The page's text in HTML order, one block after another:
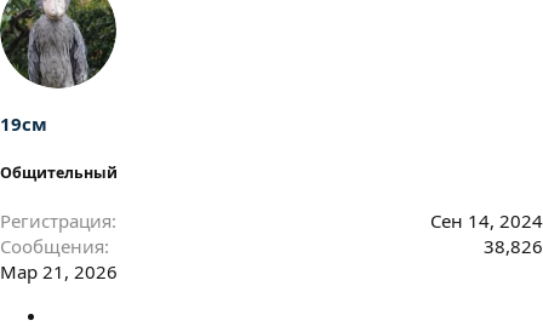
19см
Общительный
Регистрация
Сен 14, 2024
Сообщения
38,826
Мар 21, 2026